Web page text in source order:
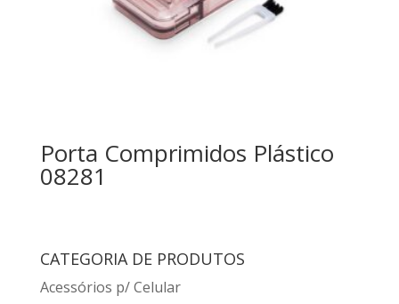
Porta Comprimidos Plástico
08281
CATEGORIA DE PRODUTOS
Acessórios p/ Celular